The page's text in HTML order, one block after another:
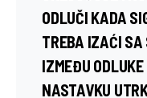
ODLUČI KADA
TREBA IZAĆI
IZMEĐU ODLUKE
NASTAVKU